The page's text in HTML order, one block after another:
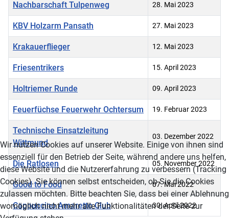
Nachbarschaft Tulpenweg 28. Mai 2023
KBV Holzarm Pansath 27. Mai 2023
Krakauerflieger 12. Mai 2023
Friesentrikers 15. April 2023
Holtriemer Runde 09. April 2023
Feuerfüchse Feuerwehr Ochtersum 19. Februar 2023
Technische Einsatzleitung
Wittmund
03. Dezember 2022
Die Ratlosen 05. November 2022
Good to Food 07. Mai 2022
Cappuccino Amaretto Club 30. April 2022
Wir nutzen Cookies auf unserer Website. Einige von ihnen sind
essenziell für den Betrieb der Seite, während andere uns helfen,
diese Website und die Nutzererfahrung zu verbessern (Tracking
Cookies). Sie können selbst entscheiden, ob Sie die Cookies
zulassen möchten. Bitte beachten Sie, dass bei einer Ablehnung
womöglich nicht mehr alle Funktionalitäten der Seite zur